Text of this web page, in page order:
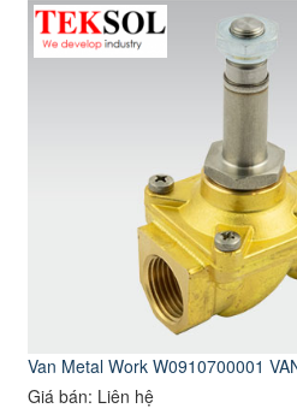
Van Metal Work W0910700001
Giá bán: Liên hệ